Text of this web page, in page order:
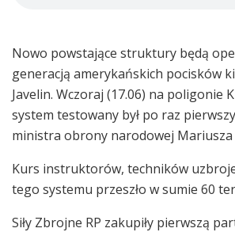
Nowo powstające struktury będą
generacją amerykańskich pocisków
Javelin. Wczoraj (17.06) na poligonie
system testowany był po raz
ministra obrony narodowej Mariusza
Kurs instruktorów, techników
tego systemu przeszło w sumie 60
Siły Zbrojne RP zakupiły pierwszą